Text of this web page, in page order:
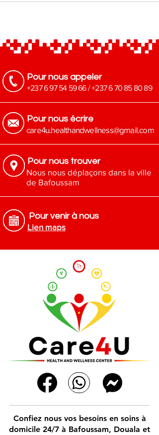
Pour nous appeler
+237 6 97 54 59 66/+237 6 70 85 80 89
Pour nous écrire
​care4u.healthandwellness@gmail.com
Pour nous trouver
Nous nous déplaçons dans la ville
de Bafoussam
Pour venir à nous
Lien maps
Confiez nous vos besoins en soins à
domicile 24/7 à Bafoussam, Douala et